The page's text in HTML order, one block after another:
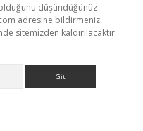
düşündüğünüz
adresine bildirmeniz
sitemizden kaldırılacaktır.